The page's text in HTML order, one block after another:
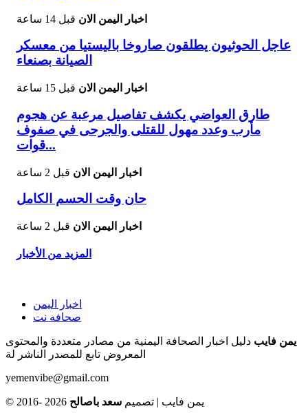
اخبار اليمن الان قبل 14 ساعة
عاجل الحوثيون يطلقون صاروخا باليستيا من معسكر
الصيانة بصنعاء
اخبار اليمن الان قبل 15 ساعة
طارق العواضي يكشف تفاصيل مرعبة عن هجوم
مأرب وعدد مهول للقتلى والجرحى في صفوف
قوات...
اخبار اليمن الان قبل 2 ساعة
حان وقت الحسم الكامل
اخبار اليمن الان قبل 2 ساعة
المزيد من الأخبار
اخبار اليمن
صحافه نت
يمن فايب دليل اخبار الصحافة اليمنية من مصادر متعددة والمحتوى
المعروض تابع للمصدر الناشر لة
yemenvibe@gmail.com
© 2016- 2026 يمن فايب | تصميم سعد باصالح